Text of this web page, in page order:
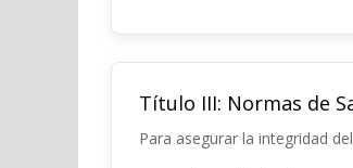
Título III: Normas de
Para asegurar la integridad